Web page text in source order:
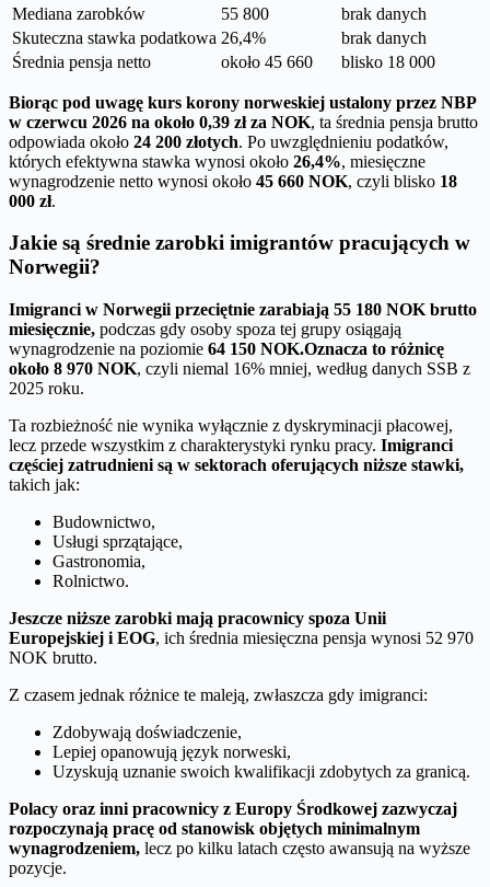
Mediana zarobków
55 800
brak danych
Skuteczna stawka podatkowa 26,4%
brak danych
Średnia pensja netto
około 45 660 blisko 18 000
Biorąc pod uwagę kurs korony norweskiej ustalony przez NBP
w czerwcu 2026 na około 0,39 zł za NOK, ta średnia pensja brutto
odpowiada około 24 200 złotych. Po uwzględnieniu podatków,
których efektywna stawka wynosi około 26,4%, miesięczne
wynagrodzenie netto wynosi około 45 660 NOK, czyli blisko 18
000 zł.
Jakie są średnie zarobki imigrantów pracujących w
Norwegii?
Imigranci w Norwegii przeciętnie zarabiają 55 180 NOK brutto
miesięcznie, podczas gdy osoby spoza tej grupy osiągają
wynagrodzenie na poziomie 64 150 NOK.Oznacza to różnicę
około 8 970 NOK, czyli niemal 16% mniej, według danych SSB z
2025 roku.
Ta rozbieżność nie wynika wyłącznie z dyskryminacji płacowej,
lecz przede wszystkim z charakterystyki rynku pracy. Imigranci
częściej zatrudnieni są w sektorach oferujących niższe stawki,
takich jak:
Budownictwo,
Usługi sprzątające,
Gastronomia,
Rolnictwo.
Jeszcze niższe zarobki mają pracownicy spoza Unii
Europejskiej i EOG, ich średnia miesięczna pensja wynosi 52 970
NOK brutto.
Z czasem jednak różnice te maleją, zwłaszcza gdy imigranci:
Zdobywają doświadczenie,
Lepiej opanowują język norweski,
Uzyskują uznanie swoich kwalifikacji zdobytych za granicą.
Polacy oraz inni pracownicy z Europy Środkowej zazwyczaj
rozpoczynają pracę od stanowisk objętych minimalnym
wynagrodzeniem, lecz po kilku latach często awansują na wyższe
pozycje.